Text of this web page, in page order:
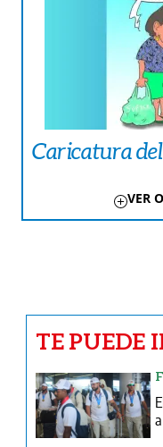
Caricatura
VER